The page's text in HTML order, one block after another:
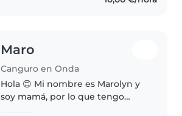
Maro
Canguro en Onda
Hola 😊 Mi nombre es Marolyn y
soy mamá, por lo que tengo